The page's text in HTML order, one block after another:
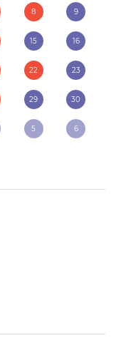
8 9
15 16
22 23
29 30
5 6